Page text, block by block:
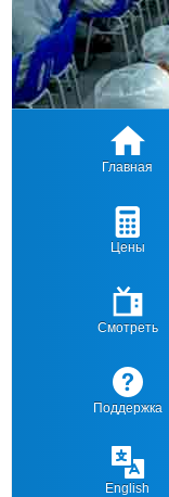
Главная
Цены
Смотреть
Поддержка
English